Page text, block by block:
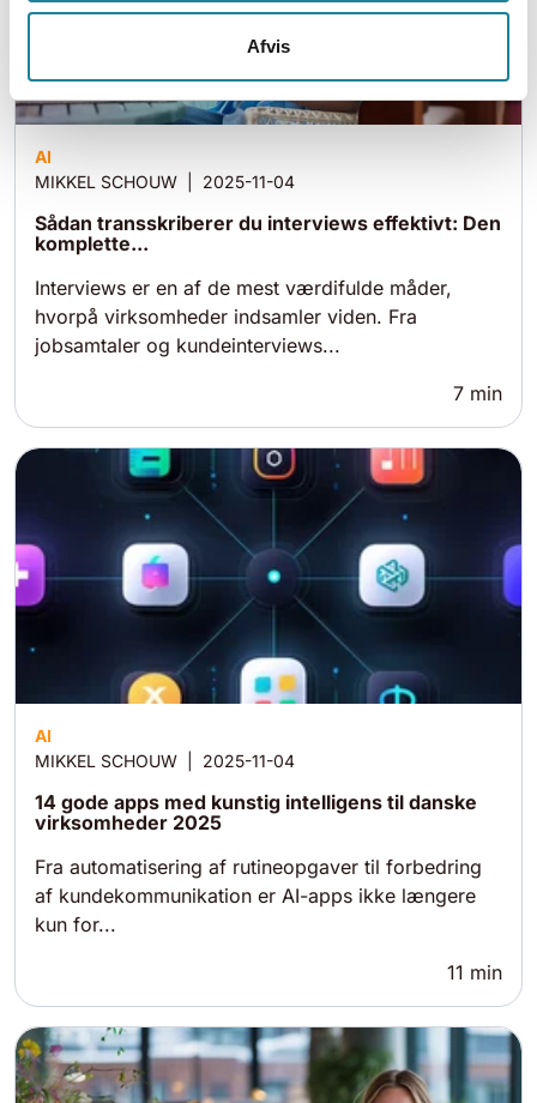
Afvis
AI
MIKKEL SCHOUW
2025-11-04
Sådan transskriberer du interviews effektivt: Den
komplette...
Interviews er en af de mest værdifulde måder,
hvorpå virksomheder indsamler viden. Fra
jobsamtaler og kundeinterviews...
7 min
AI
MIKKEL SCHOUW
2025-11-04
14 gode apps med kunstig intelligens til danske
virksomheder 2025
Fra automatisering af rutineopgaver til forbedring
af kundekommunikation er AI-apps ikke længere
kun for...
11 min